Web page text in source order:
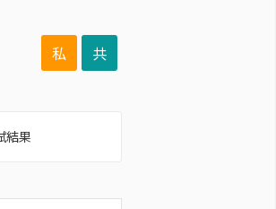
私 共
結果